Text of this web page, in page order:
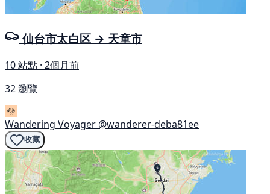
仙台市太白区 → 天童市
10 站點 · 2個月前
32 瀏覽
Wandering Voyager @wanderer-deba81ee
收藏